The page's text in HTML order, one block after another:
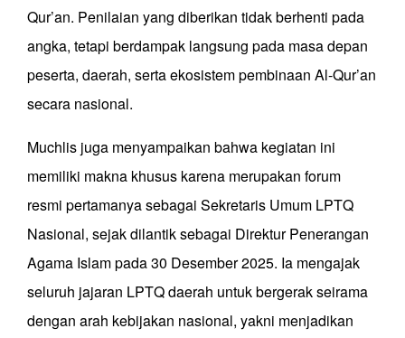
Qur’an. Penilaian yang diberikan tidak berhenti pada
angka, tetapi berdampak langsung pada masa depan
peserta, daerah, serta ekosistem pembinaan Al-Qur’an
secara nasional.
Muchlis juga menyampaikan bahwa kegiatan ini
memiliki makna khusus karena merupakan forum
resmi pertamanya sebagai Sekretaris Umum LPTQ
Nasional, sejak dilantik sebagai Direktur Penerangan
Agama Islam pada 30 Desember 2025. Ia mengajak
seluruh jajaran LPTQ daerah untuk bergerak seirama
dengan arah kebijakan nasional, yakni menjadikan